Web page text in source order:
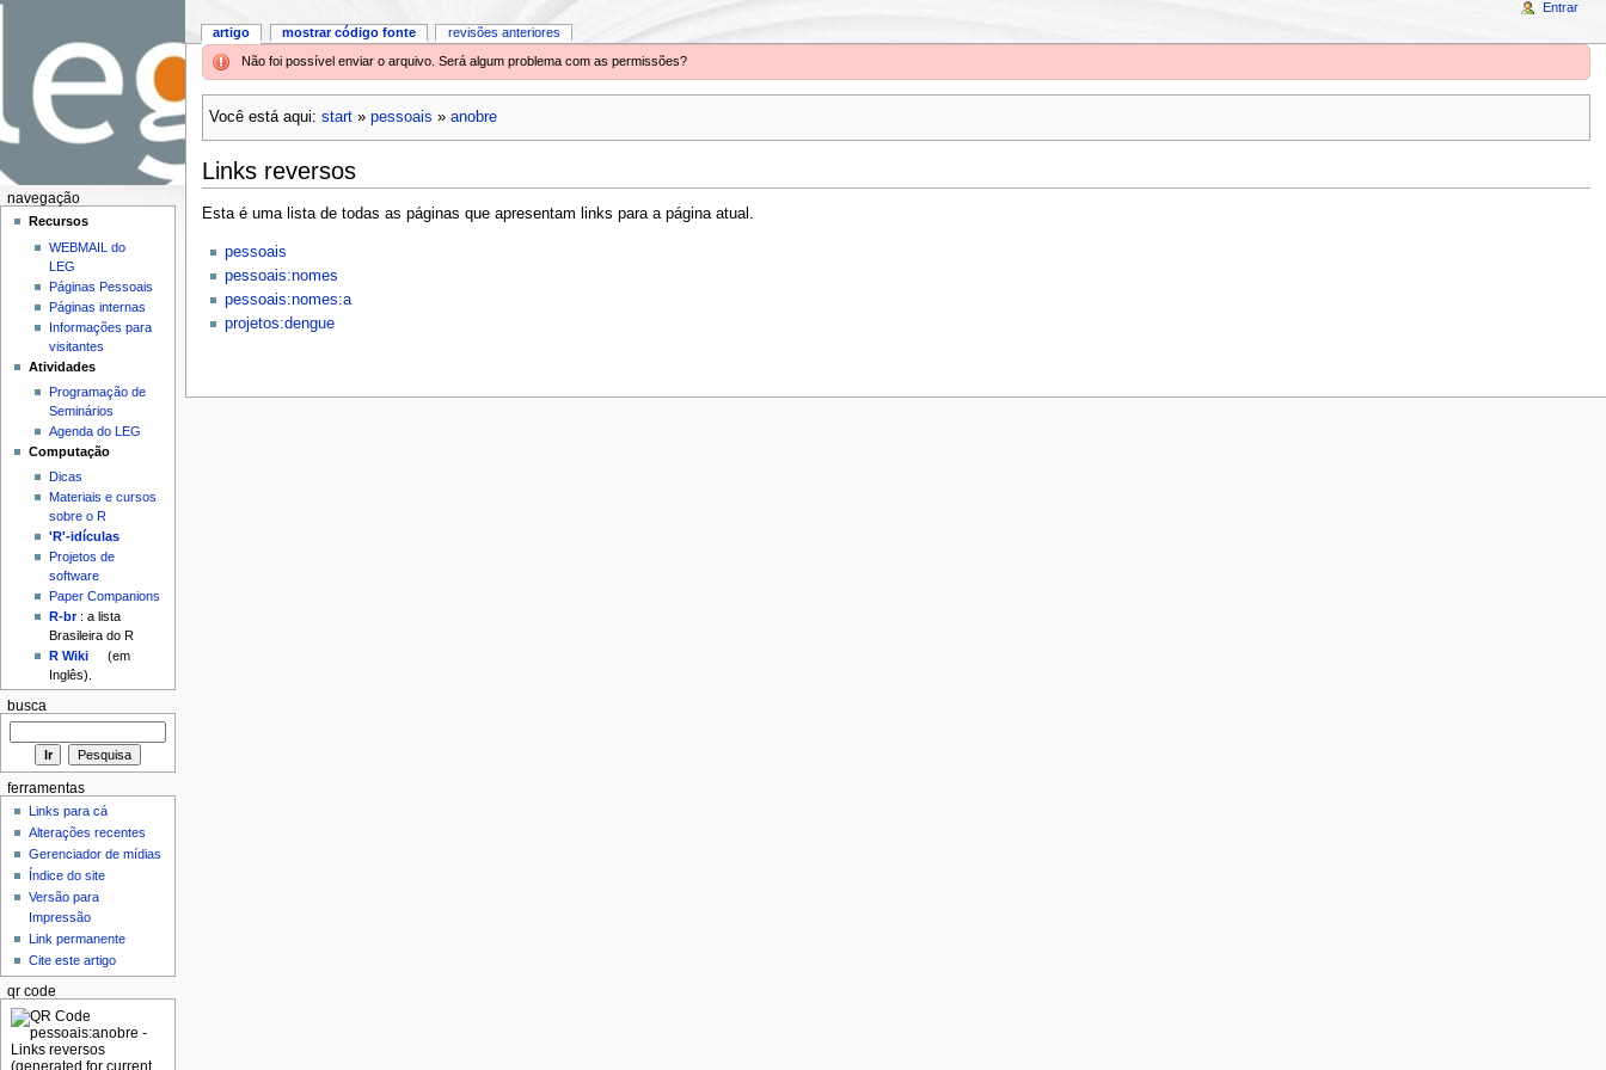
Não foi possível enviar o arquivo. Será algum problema com as permissões?
Você está aqui: start» pessoais » anobre
Links reversos
Esta é uma lista de todas as páginas que apresentam links para a página atual.
pessoais
pessoais:nomes
pessoais:nomes:a
projetos:dengue
artigo mostrar código fonte revisões anteriores
Entrar
navegação
Recursos
WEBMAIL do
LEG
Páginas Pessoais
Páginas internas
Informações para
visitantes
Atividades
Programação de
Seminários
Agenda do LEG
Computação
Dicas
Materiais e cursos
sobre o R
'R'-idículas
Projetos de
software
Paper Companions
R-br: a lista
Brasileira do R
R Wiki
(em
Inglês).
busca
ferramentas
Links para cá
Alterações recentes
Gerenciador de mídias
Índice do site
Versão para
Impressão
Link permanente
Cite este artigo
qr code